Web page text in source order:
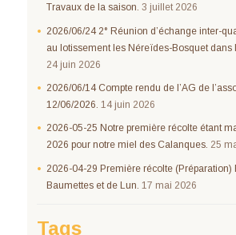
Travaux de la saison. 3 juillet 2026
2026/06/24 2° Réunion d’échange inter-
au lotissement les Néreïdes-Bosquet dans
24 juin 2026
2026/06/14 Compte rendu de l’AG de
12/06/2026. 14 juin 2026
2026-05-25 Notre première récolte étant
2026 pour notre miel des Calanques. 25
2026-04-29 Première récolte (Préparation)
Baumettes et de Lun. 17 mai 2026
Tags